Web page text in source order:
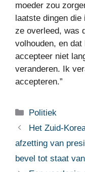
moeder zou
laatste dingen
ze overleed, was
volhouden, en
accepteer niet
veranderen. Ik
accepteren.”
Categorieën
Politiek
Het Zuid-
afzetting van
bevel tot staat